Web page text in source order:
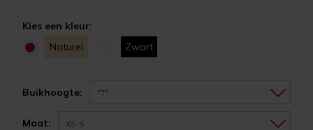
Kies een kleur:
Naturel
Zwart
Buikhoogte: "T"
Maat: XS-S